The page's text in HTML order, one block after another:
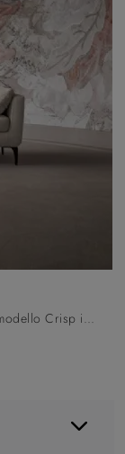
Con salotti e divani lineari di Samoa come il modello Crisp in tessuto, potrai completare il tuo progetto d'arredo.